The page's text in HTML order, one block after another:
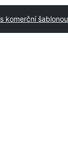
komerční šablonou